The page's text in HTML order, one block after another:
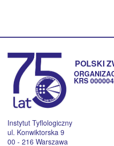
POLSKI
KRS
Instytut Tyflologiczny
ul. Konwiktorska 9
00 - 216 Warszawa